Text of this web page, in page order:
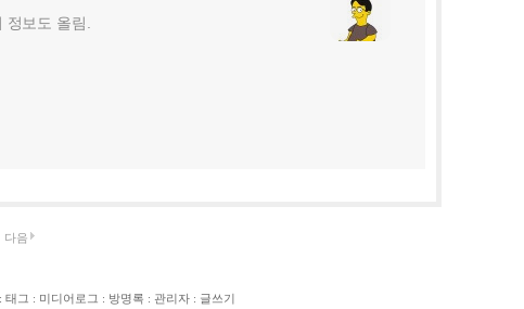
보도 올림.
다음
: 태그 : 미디어로그 : 방명록 : 관리자: 글쓰기